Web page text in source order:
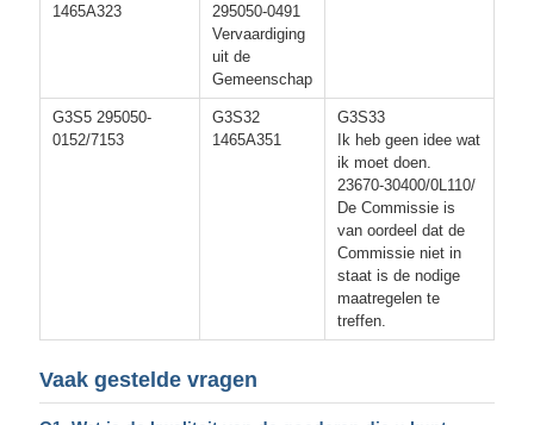
1465A323
295050-0491
Vervaardiging
uit de
Gemeenschap
G3S5 295050-
0152/7153
G3S32
1465A351
G3S33
Ik heb geen idee wat
ik moet doen.
23670-30400/0L110/
De Commissie is
van oordeel dat de
Commissie niet in
staat is de nodige
maatregelen te
treffen.
Vaak gestelde vragen